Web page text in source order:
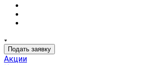
Подать заявку
Акции